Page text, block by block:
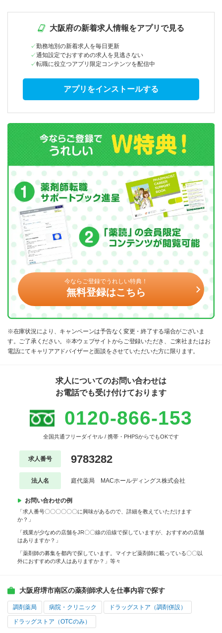
大阪府の新着求人情報をアプリで見る
勤務地別の新着求人を毎日更新
通知設定でおすすめの求人を見逃さない
転職に役立つアプリ限定コンテンツを配信中
アプリをインストールする
今ならご登録でうれしい特典！
無料登録はこちら
※在庫状況により、キャンペーンは予告なく変更・終了する場合がございま
す。ご了承ください。※本ウェブサイトからご登録いただき、ご来社またはお
電話にてキャリアアドバイザーと面談をさせていただいた方に限ります。
求人についてのお問い合わせは
お電話でも受け付けております
0120-866-153
全国共通フリーダイヤル / 携帯・PHPSからでもOKです
求人番号 9783282
法人名 庭代薬局 MACホールディングス株式会社
お問い合わせの例
「求人番号〇〇〇〇〇〇に興味があるので、詳細を教えていただけます
か？」
「残業が少なめの店舗をJR〇〇線の沿線で探していますが、おすすめの店舗
はありますか？」
「薬剤師の募集を都内で探しています。マイナビ薬剤師に載っている〇〇以
外におすすめの求人はありますか？」等々
大阪府堺市南区の薬剤師求人を仕事内容で探す
調剤薬局 病院・クリニック ドラッグストア（調剤併設）
ドラッグストア（OTCのみ）